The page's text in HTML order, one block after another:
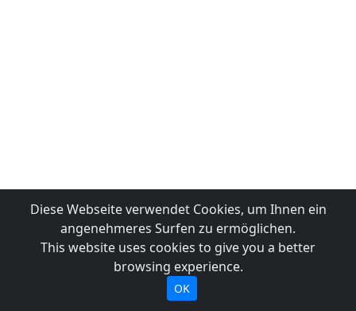
Diese Webseite verwendet Cookies, um Ihnen ein
angenehmeres Surfen zu ermöglichen.
This website uses cookies to give you a better
browsing experience.
OK